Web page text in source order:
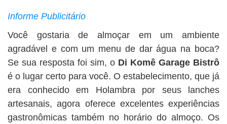
Informe Publicitário
Você gostaria de almoçar em um ambiente
agradável e com um menu de dar água na boca?
Se sua resposta foi sim, o Di Komê Garage Bistrô
é o lugar certo para você. O estabelecimento, que já
era conhecido em Holambra por seus lanches
artesanais, agora oferece excelentes experiências
gastronômicas também no horário do almoço. Os